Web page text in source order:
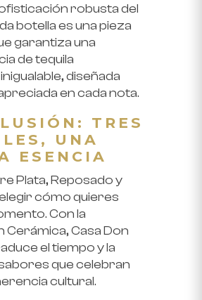
robusta del
botella es una pieza
garantiza una
detequila
inigualable, diseñada
en cada nota.
TRES
UNA
ESENCIA
Plata, Reposado y
cómo quieres
Con la
Cerámica, Casa Don
el tiempo y la
que celebran
cultural.